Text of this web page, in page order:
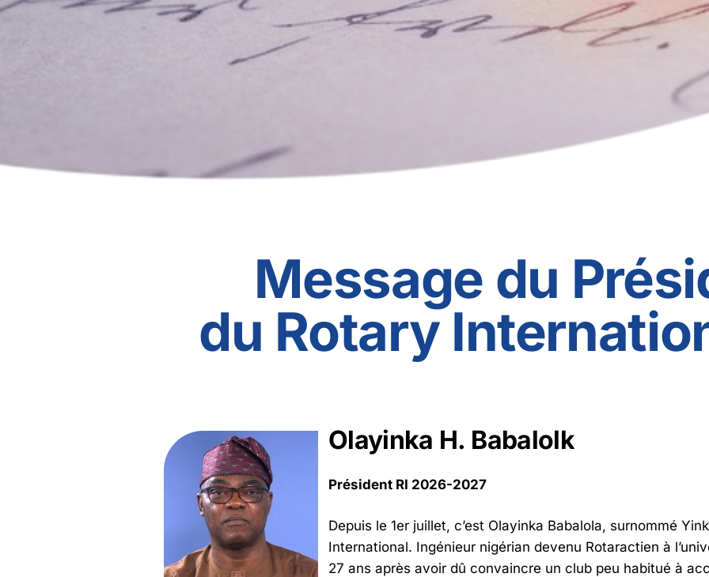
Message du
du Rotary
Olayinka H. Babalolk
Président RI 2026-2027
Depuis le 1er juillet, c’est Olayinka Babalola, surnommé
International. Ingénieur nigérian devenu Rotaractien à
27 ans après avoir dû convaincre un club peu habitué à